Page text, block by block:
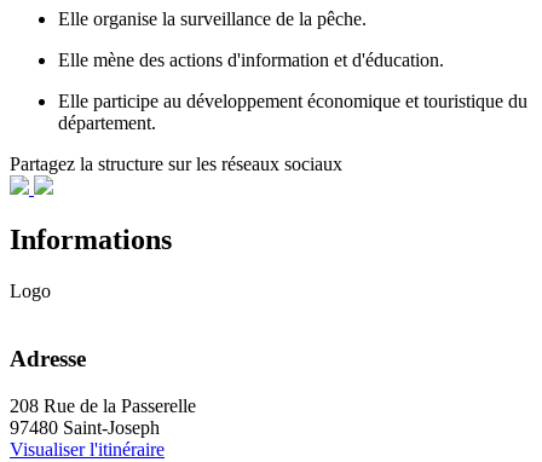
Elle organise la surveillance de la pêche.
Elle mène des actions d'information et d'éducation.
Elle participe au développement économique et touristique du
département.
Partagez la structure sur les réseaux sociaux
Informations
Logo
Adresse
208 Rue de la Passerelle
97480 Saint-Joseph
Visualiser l'itinéraire